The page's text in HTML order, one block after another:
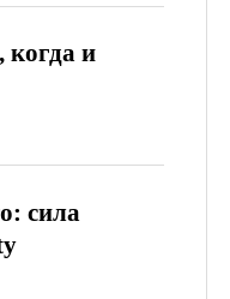
когда и
сила